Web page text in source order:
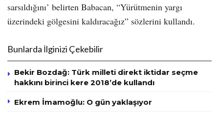
sarsıldığını’ belirten Babacan, “Yürütmenin yargı
üzerindeki gölgesini kaldıracağız” sözlerini kullandı.
Bunlarda İlginizi Çekebilir
Bekir Bozdağ: Türk milleti direkt iktidar seçme
hakkını birinci kere 2018’de kullandı
Ekrem İmamoğlu: O gün yaklaşıyor